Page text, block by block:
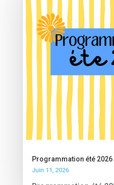
Programmation été 2026
Juin 11, 2026